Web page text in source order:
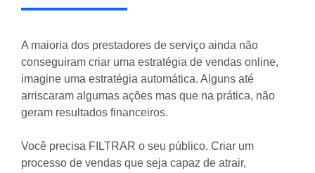
A maioria dos prestadores de serviço ainda não
conseguiram criar uma estratégia de vendas online,
imagine uma estratégia automática. Alguns até
arriscaram algumas ações mas que na prática, não
geram resultados financeiros.
Você precisa FILTRAR o seu público. Criar um
processo de vendas que seja capaz de atrair,